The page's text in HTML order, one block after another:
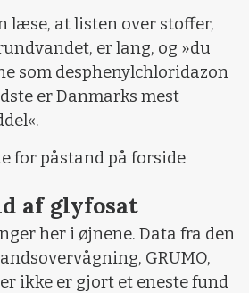
læse, at listen over stoffer,
er lang, og »du
som desphenylchloridazon
er Danmarks mest
for påstand på forside
af glyfosat
her i øjnene. Data fra den
GRUMO,
ikke er gjort et eneste fund